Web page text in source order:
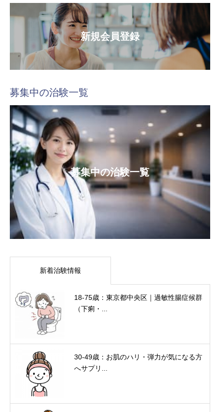
新規会員登録
募集中の治験一覧
募集中の治験一覧
新着治験情報
18-75歳：東京都中央区｜過敏性腸症候群
（下痢・...
30-49歳：お肌のハリ・弾力が気になる方
へサプリ...